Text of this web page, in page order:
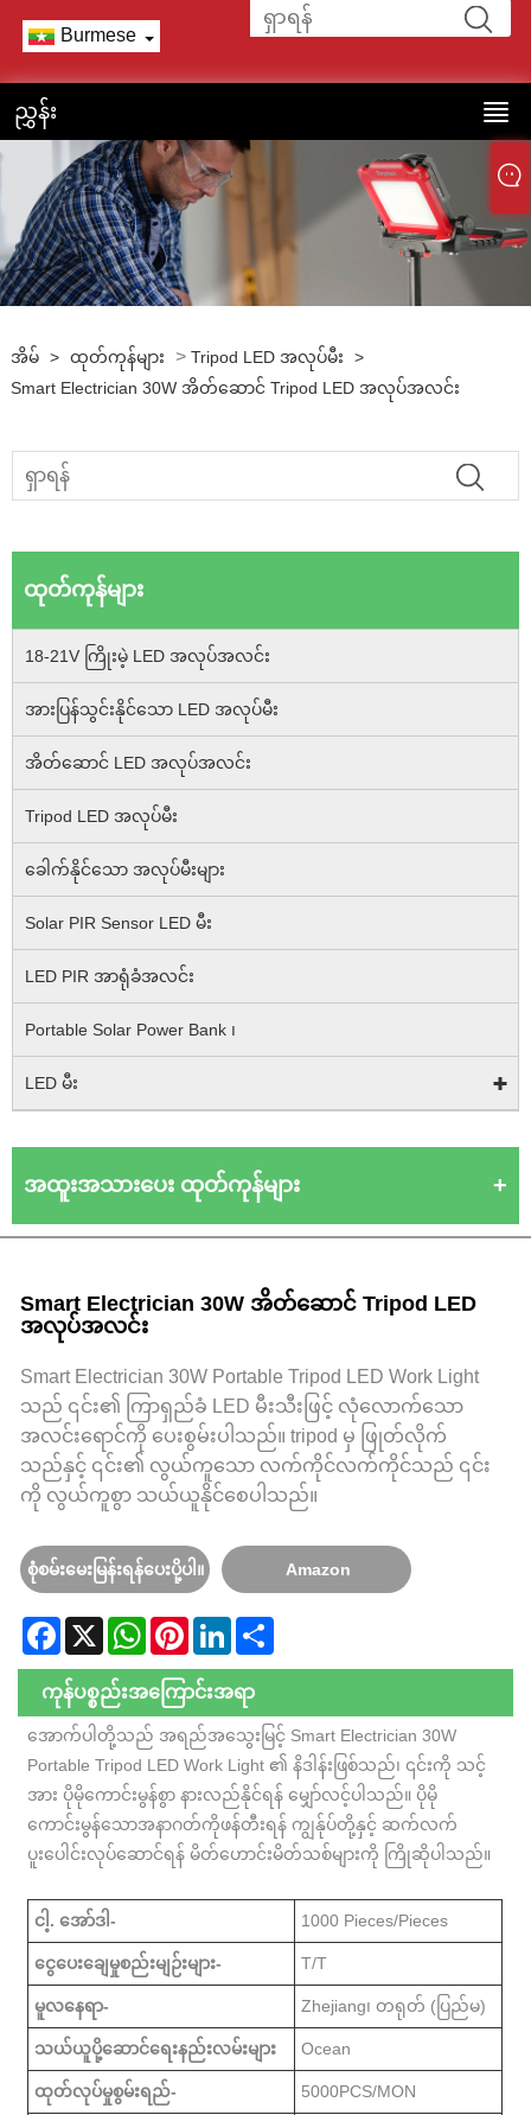
Burmese
ညွှန်း
အိမ် > ထုတ်ကုန်များ > Tripod LED အလုပ်မီး
>
Smart Electrician 30W အိတ်ဆောင် Tripod LED အလုပ်အလင်း
ထုတ်ကုန်များ
18-21V ကြိုးမဲ့ LED အလုပ်အလင်း
အားပြန်သွင်းနိုင်သော LED အလုပ်မီး
အိတ်ဆောင် LED အလုပ်အလင်း
Tripod LED အလုပ်မီး
ခေါက်နိုင်သော အလုပ်မီးများ
Solar PIR Sensor LED မီး
LED PIR အာရုံခံအလင်း
Portable Solar Power Bank ၊
LED မီး
အထူးအသားပေး ထုတ်ကုန်များ
Smart Electrician 30W အိတ်ဆောင် Tripod LED
အလုပ်အလင်း
Smart Electrician 30W Portable Tripod LED Work Light
သည် ၎င်း၏ ကြာရှည်ခံ LED မီးသီးဖြင့် လုံလောက်သော
အလင်းရောင်ကို ပေးစွမ်းပါသည်။ tripod မှ ဖြုတ်လိုက်
သည်နှင့် ၎င်း၏ လွယ်ကူသော လက်ကိုင်လက်ကိုင်သည် ၎င်း
ကို လွယ်ကူစွာ သယ်ယူနိုင်စေပါသည်။
စုံစမ်းမေးမြန်းရန်ပေးပို့ပါ။ Amazon
Facebook
X WhatsApp
PinterestLinkedIn
ကုန်ပစ္စည်းအကြောင်းအရာ
အောက်ပါတို့သည် အရည်အသွေးမြင့် Smart Electrician 30W
Portable Tripod LED Work Light ၏ နိဒါန်းဖြစ်သည်၊ ၎င်းကို သင့်
အား ပိုမိုကောင်းမွန်စွာ နားလည်နိုင်ရန် မျှော်လင့်ပါသည်။ ပိုမို
ကောင်းမွန်သောအနာဂတ်ကိုဖန်တီးရန် ကျွန်ုပ်တို့နှင့် ဆက်လက်
ပူးပေါင်းလုပ်ဆောင်ရန် မိတ်ဟောင်းမိတ်သစ်များကို ကြိုဆိုပါသည်။
ငါ့. အော်ဒါ- 1000 Pieces/Pieces
ငွေပေးချေမှုစည်းမျဉ်းများ- T/T
မူလနေရာ- Zhejiang၊ တရုတ် (ပြည်မ)
သယ်ယူပို့ဆောင်ရေးနည်းလမ်းများ Ocean
ထုတ်လုပ်မှုစွမ်းရည်- 5000PCS/MON